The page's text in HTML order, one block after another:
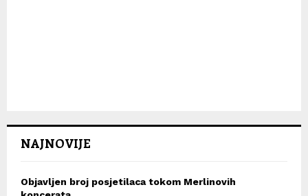
NAJNOVIJE
Objavljen broj posjetilaca tokom Merlinovih